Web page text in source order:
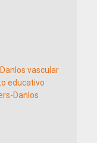
vascular
educativo
Danlos